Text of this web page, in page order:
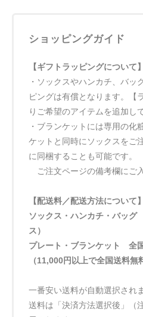
ショッピングガイド
【ギフトラッピングについて】
・ソックスやハンカチ、バッ
ピングは有償となります。【
りご希望のアイテムを追加し
・ブランケットには専用の化
ケットと同時にソックスをご
に同梱することも可能です。
ご注文ページの備考欄にご
【配送料／配送方法について】
ソックス・ハンカチ・バッ
ス）
プレート・ブランケット 全
（11,000円以上で全国送料無
一番安い送料が自動選択されま
送料は「決済方法選択後」（